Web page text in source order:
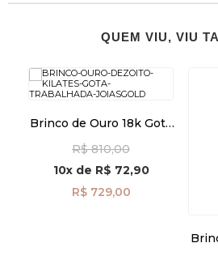
QUEM VIU, VIU
Brinco de Ouro 18k Gota
R$ 810,00
10xde R$ 72,90
R$ 729,00